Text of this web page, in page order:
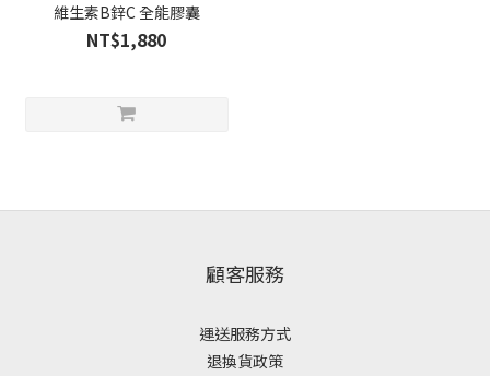
維生素B鋅C 全能膠囊
NT$1,880
顧客服務
運送服務方式
退換貨政策